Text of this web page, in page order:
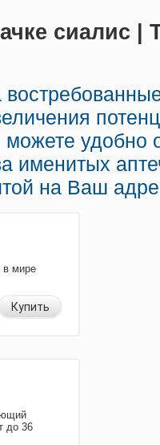
сиалис |
можете удобно
именитых
на Ваш
в мире
Купить
до 36